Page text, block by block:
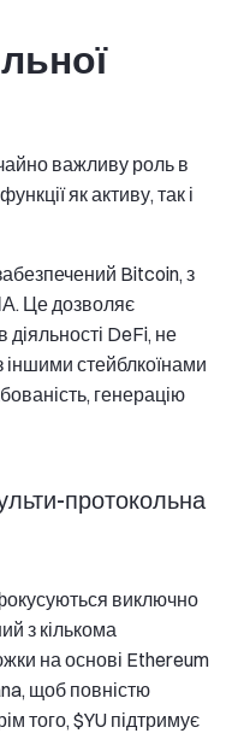
важливу роль в
як активу, так і
Bitcoin, з
Це дозволяє
DeFi, не
іншими стейблкоїнами
генерацію
протокольна
фокусуються виключно
з кількома
на основі Ethereum
щоб повністю
того, $YU підтримує